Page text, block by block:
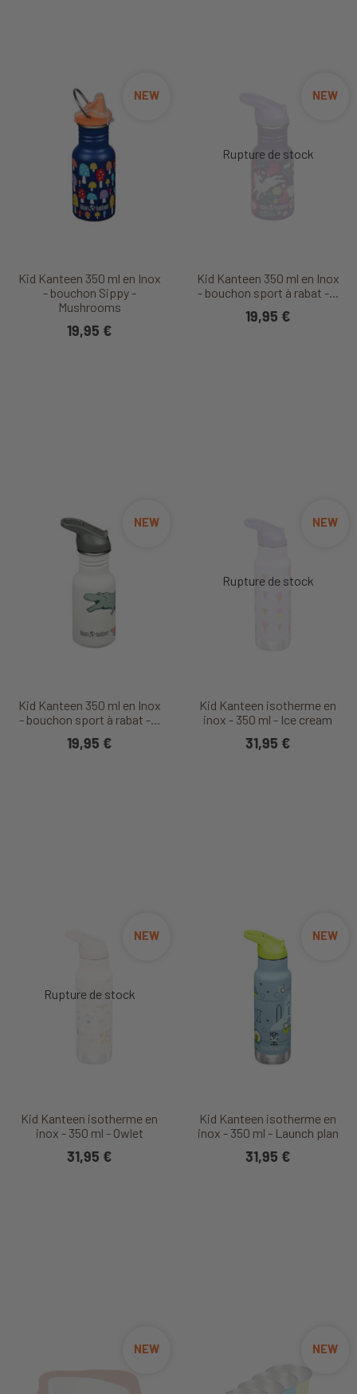
Kid Kanteen 350 ml en Inox
- bouchon Sippy -
Mushrooms
NEW
19,95 €
Kid Kanteen 350 ml en Inox
- bouchon sport à rabat -...
NEW
19,95 €
Kid Kanteen 350 ml en Inox
- bouchon sport à rabat -...
NEW
19,95 €
Kid Kanteen isotherme en
inox - 350 ml - Ice cream
NEW
31,95 €
Kid Kanteen isotherme en
inox - 350 ml - Owlet
NEW
31,95 €
Kid Kanteen isotherme en
inox - 350 ml - Launch plan
NEW
31,95 €
NEW NEW